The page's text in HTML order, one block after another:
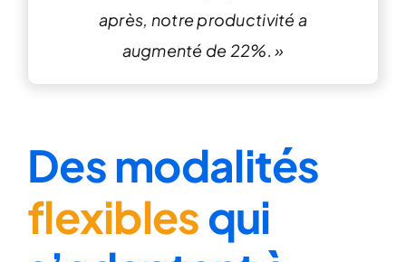
après, notre productivité a
augmenté de 22%. »
Des modalités
flexiblesqui